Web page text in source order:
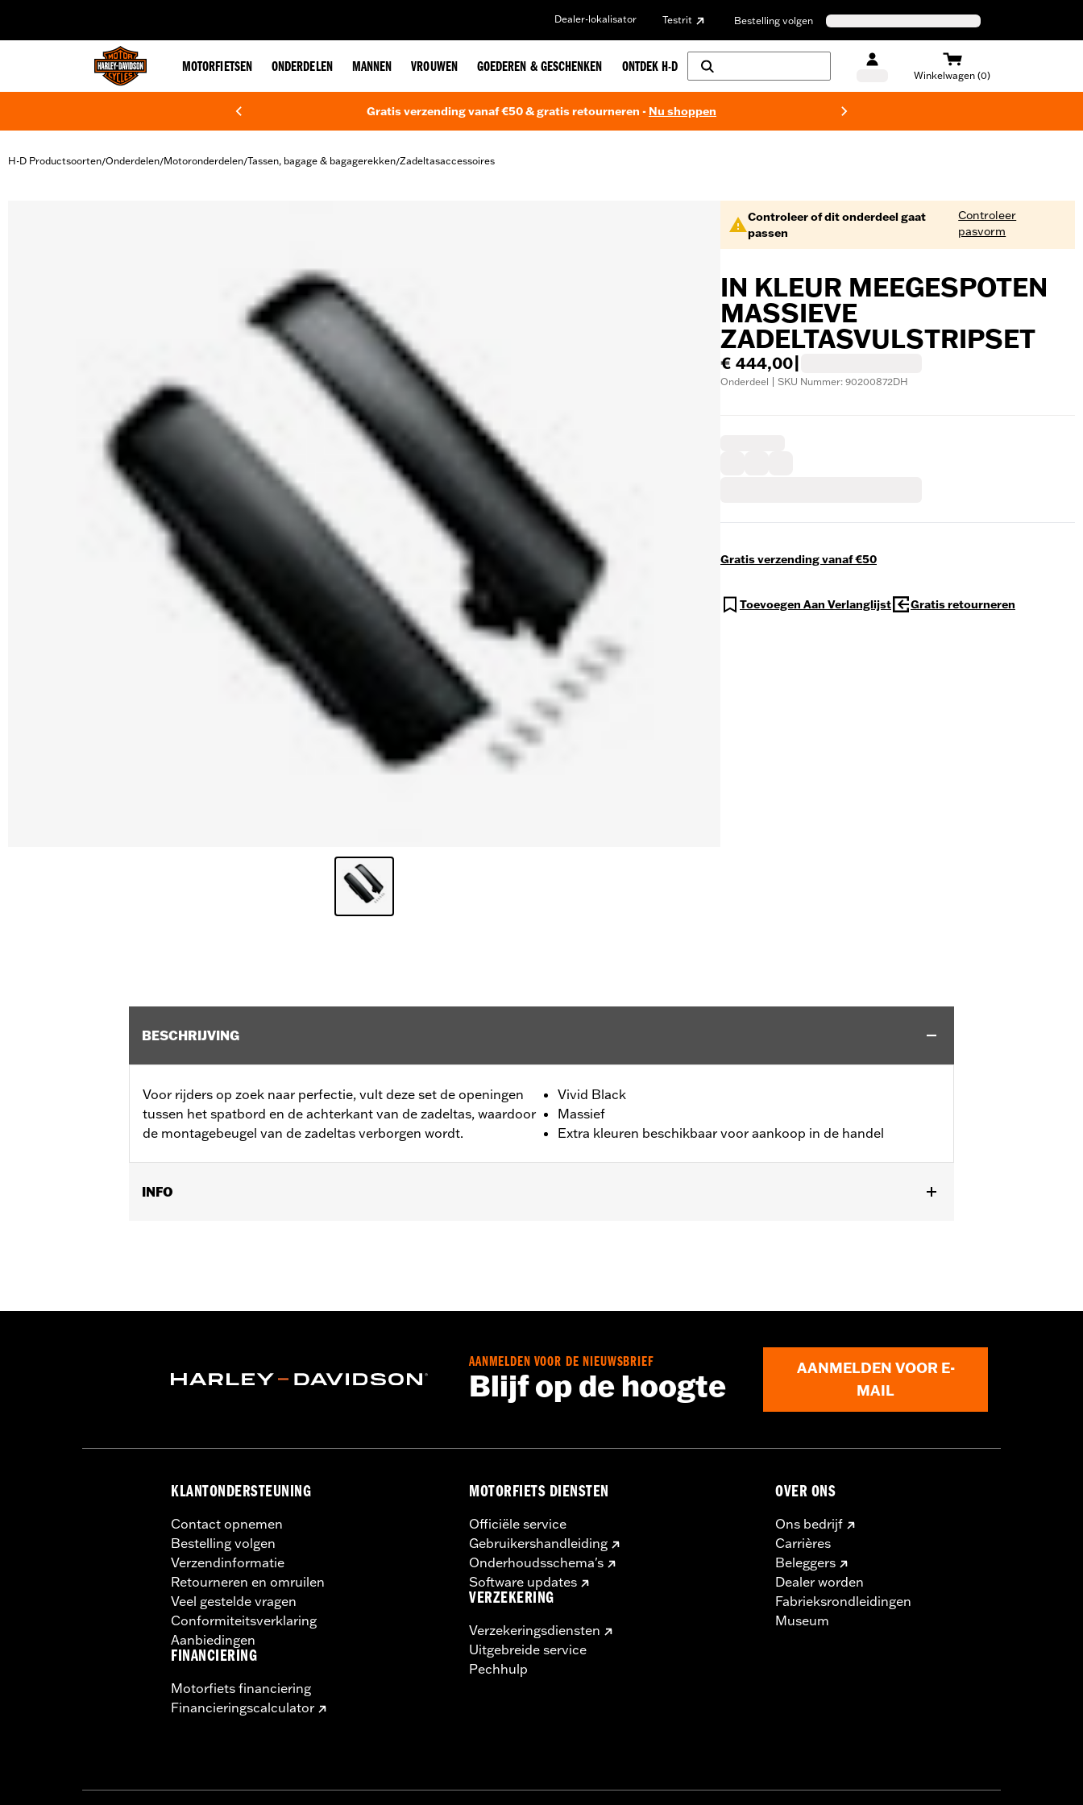
Dealer-lokalisator Testrit Bestelling volgen
MOTORFIETSEN ONDERDELEN MANNEN VROUWEN GOEDEREN & GESCHENKEN ONTDEK H-D
Winkelwagen (0)
Gratis verzending vanaf €50 & gratis retourneren - Nu shoppen
H-D Productsoorten/Onderdelen/Motoronderdelen/Tassen, bagage & bagagerekken/Zadeltasaccessoires
Controleer of dit onderdeel gaat
passen
Controleer
pasvorm
IN KLEUR MEEGESPOTEN
MASSIEVE
ZADELTASVULSTRIPSET
€ 444,00
Onderdeel | SKU Nummer: 90200872DH
Gratis verzending vanaf €50
Toevoegen Aan Verlanglijst Gratis retourneren
BESCHRIJVING
Voor rijders op zoek naar perfectie, vult deze set de openingen
tussen het spatbord en de achterkant van de zadeltas, waardoor
de montagebeugel van de zadeltas verborgen wordt.
Vivid Black
Massief
Extra kleuren beschikbaar voor aankoop in de handel
INFO
In de doos:Zadeltas vulstrips, links en rechts, met de benodigde bevestigingsmaterialen
AANMELDEN VOOR DE NIEUWSBRIEF
Blijf op de hoogte
AANMELDEN VOOR E-
MAIL
KLANTONDERSTEUNING
Contact opnemen
Bestelling volgen
Verzendinformatie
Retourneren en omruilen
Veel gestelde vragen
Conformiteitsverklaring
Aanbiedingen
FINANCIERING
Motorfiets financiering
Financieringscalculator
MOTORFIETS DIENSTEN
Officiële service
Gebruikershandleiding
Onderhoudsschema's
Software updates
VERZEKERING
Verzekeringsdiensten
Uitgebreide service
Pechhulp
OVER ONS
Ons bedrijf
Carrières
Beleggers
Dealer worden
Fabrieksrondleidingen
Museum